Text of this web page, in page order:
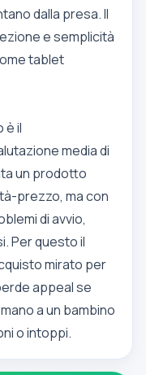
dalla presa. Il
e semplicità
tablet
è il
media di
un prodotto
prezzo, ma con
di avvio,
Per questo il
mirato per
appeal se
a un bambino
o intoppi.